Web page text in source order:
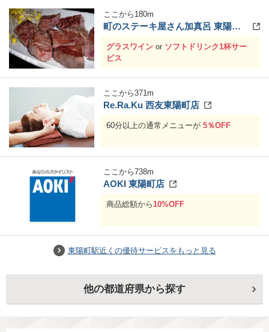
ここから 180m
町のステーキ屋さん加真呂 東陽町店
グラスワイン or ソフトドリンク1杯サー
ビス
ここから371m
Re.Ra.Ku 西友東陽町店
60分以上の通常メニューが 5％OFF
ここから738m
AOKI 東陽町店
商品総額から10%OFF
東陽町駅近くの優待サービスをもっと見る
他の都道府県から探す